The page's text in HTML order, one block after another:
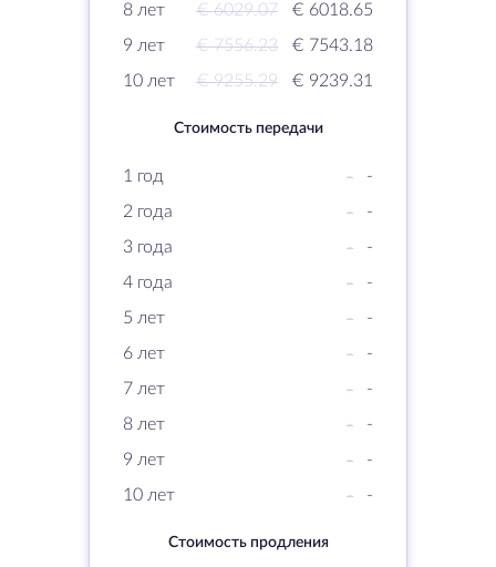
8 лет
€ 6029.07
€ 6018.65
9 лет
€ 7556.23
€ 7543.18
10 лет
€ 9255.29 € 9239.31
Стоимость передачи
1 год -
-
2 года
-
-
3 года
-
-
4 года
-
-
5 лет
-
-
6 лет
-
-
7 лет
-
-
8 лет
-
-
9 лет
-
-
10 лет
- -
Стоимость продления